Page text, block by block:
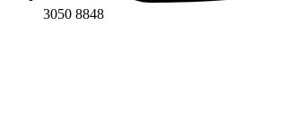
3050 8848